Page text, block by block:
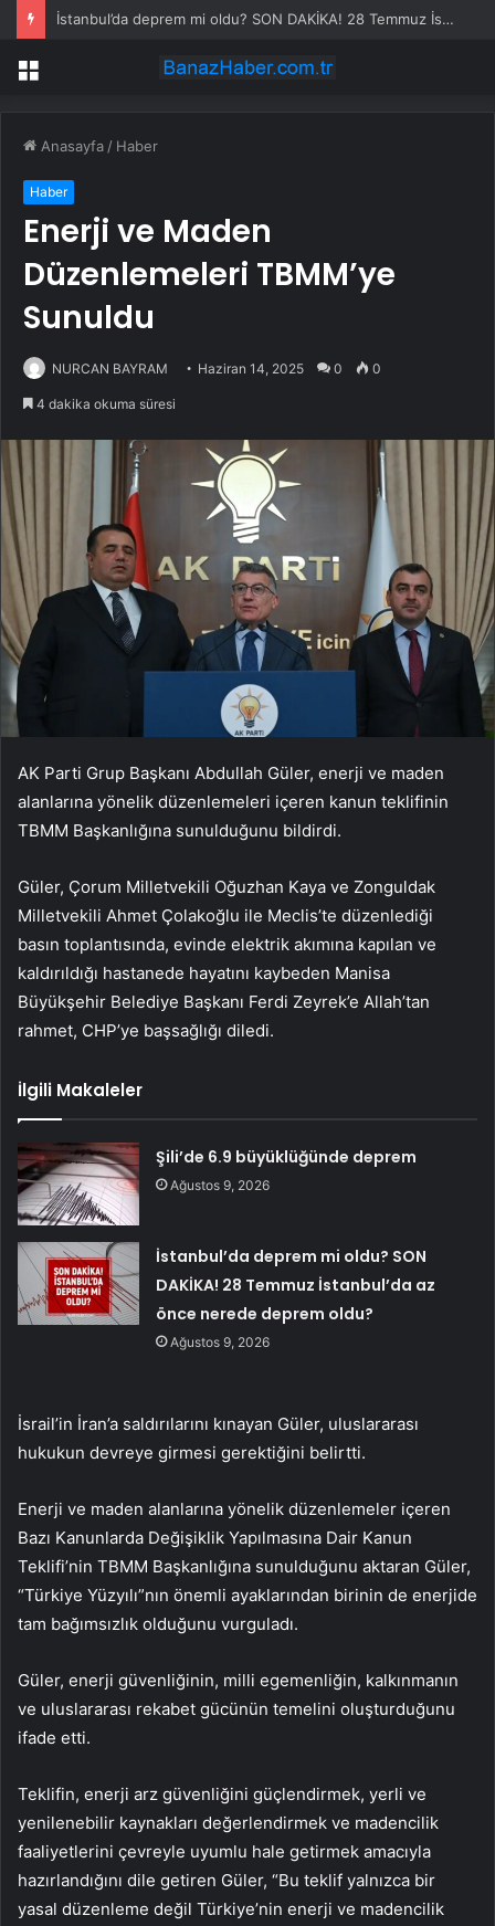
İstanbul’da deprem mi oldu? SON DAKİKA! 28 Temmuz İstanbul’da az önce nerede deprem oldu?
Menü
Anasayfa / Haber
Haber
Enerji ve Maden
Düzenlemeleri TBMM’ye
Sunuldu
NURCAN BAYRAM Haziran 14, 2025 0 0
4 dakika okuma süresi
AK Parti Grup Başkanı Abdullah Güler, enerji ve maden
alanlarına yönelik düzenlemeleri içeren kanun teklifinin
TBMM Başkanlığına sunulduğunu bildirdi.
Güler, Çorum Milletvekili Oğuzhan Kaya ve Zonguldak
Milletvekili Ahmet Çolakoğlu ile Meclis’te düzenlediği
basın toplantısında, evinde elektrik akımına kapılan ve
kaldırıldığı hastanede hayatını kaybeden Manisa
Büyükşehir Belediye Başkanı Ferdi Zeyrek’e Allah’tan
rahmet, CHP’ye başsağlığı diledi.
İlgili Makaleler
Şili’de 6.9 büyüklüğünde deprem
Ağustos 9, 2026
İstanbul’da deprem mi oldu? SON
DAKİKA! 28 Temmuz İstanbul’da az
önce nerede deprem oldu?
Ağustos 9, 2026
İsrail’in İran’a saldırılarını kınayan Güler, uluslararası
hukukun devreye girmesi gerektiğini belirtti.
Enerji ve maden alanlarına yönelik düzenlemeler içeren
Bazı Kanunlarda Değişiklik Yapılmasına Dair Kanun
Teklifi’nin TBMM Başkanlığına sunulduğunu aktaran Güler,
“Türkiye Yüzyılı”nın önemli ayaklarından birinin de enerjide
tam bağımsızlık olduğunu vurguladı.
Güler, enerji güvenliğinin, milli egemenliğin, kalkınmanın
ve uluslararası rekabet gücünün temelini oluşturduğunu
ifade etti.
Teklifin, enerji arz güvenliğini güçlendirmek, yerli ve
yenilenebilir kaynakları değerlendirmek ve madencilik
faaliyetlerini çevreyle uyumlu hale getirmek amacıyla
hazırlandığını dile getiren Güler, “Bu teklif yalnızca bir
yasal düzenleme değil Türkiye’nin enerji ve madencilik